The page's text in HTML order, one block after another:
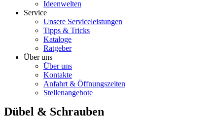
Ideenwelten
Service
Unsere Serviceleistungen
Tipps & Tricks
Kataloge
Ratgeber
Über uns
Über uns
Kontakte
Anfahrt & Öffnungszeiten
Stellenangebote
Dübel & Schrauben